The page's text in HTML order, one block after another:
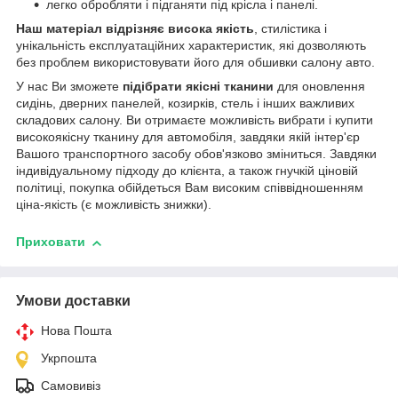
легко обробляти і підганяти під крісла і панелі.
Наш матеріал відрізняє висока якість, стилістика і
унікальність експлуатаційних характеристик, які дозволяють
без проблем використовувати його для обшивки салону авто.
У нас Ви зможете підібрати якісні тканини для оновлення
сидінь, дверних панелей, козирків, стель і інших важливих
складових салону. Ви отримаєте можливість вибрати і купити
високоякісну тканину для автомобіля, завдяки якій інтер'єр
Вашого транспортного засобу обов'язково зміниться. Завдяки
індивідуальному підходу до клієнта, а також гнучкій ціновій
політиці, покупка обійдеться Вам високим співвідношенням
ціна-якість (є можливість знижки).
Приховати
Умови доставки
Нова Пошта
Укрпошта
Самовивіз